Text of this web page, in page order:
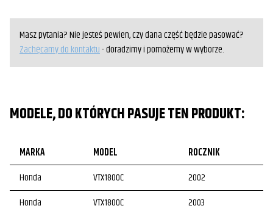
Masz pytania? Nie jesteś pewien, czy dana część będzie pasować?
Zachęcamy do kontaktu- doradzimy i pomożemy w wyborze.
MODELE, DO KTÓRYCH PASUJE TEN PRODUKT:
MARKA MODEL
ROCZNIK
Honda
VTX1800C
2002
Honda
VTX1800C
2003